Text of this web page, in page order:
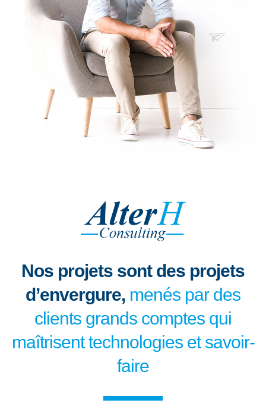
Nos projets sont des projets
d’envergure, menés par des
clients grands comptes qui
maîtrisent technologies et savoir-
faire